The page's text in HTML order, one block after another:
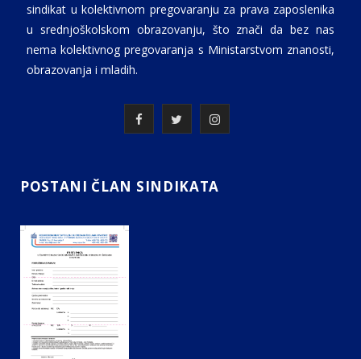
sindikat u kolektivnom pregovaranju za prava zaposlenika
u srednjoškolskom obrazovanju, što znači da bez nas
nema kolektivnog pregovaranja s Ministarstvom znanosti,
obrazovanja i mladih.
F
c
i
I
POSTANI ČLAN SINDIKATA